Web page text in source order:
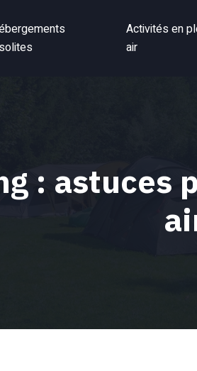
Activités en
air
: astuces